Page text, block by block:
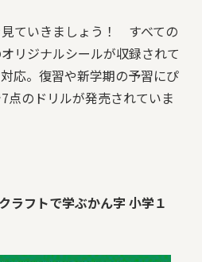
ていきましょう！ すべての
リジナルシールが収録されて
応。復習や新学期の予習にぴ
のドリルが発売されていま
ラフトで学ぶかん字 小学１